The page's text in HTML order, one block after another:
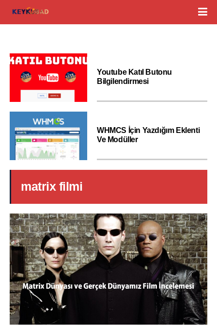
Youtube Katıl Butonu
Bilgilendirmesi
WHMCS İçin Yazdığım Eklenti
Ve Modüller
matrix filmi